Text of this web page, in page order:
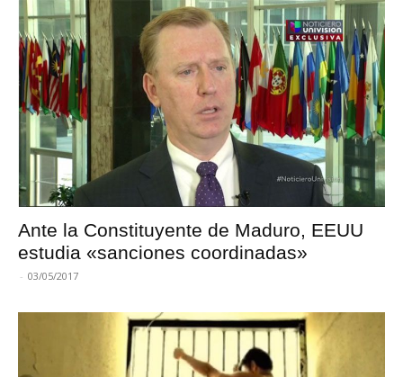
Ante la Constituyente de Maduro, EEUU
estudia «sanciones coordinadas»
- 03/05/2017